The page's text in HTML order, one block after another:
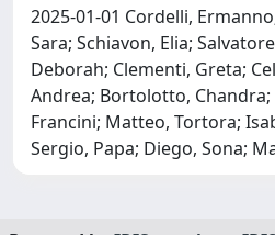
2025-01-01 Cordelli,
Sara; Schiavon, Elia;
Deborah; Clementi, Greta;
Andrea; Bortolotto, Chandra;
Francini; Matteo, Tortora;
Sergio, Papa; Diego, Sona;